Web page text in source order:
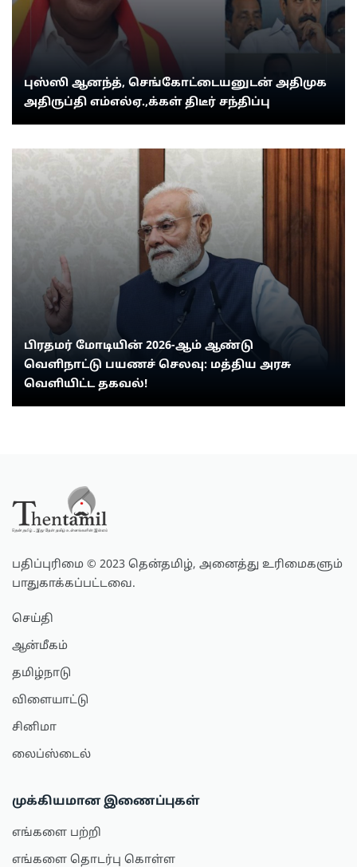
புஸ்ஸி ஆனந்த், செங்கோட்டையனுடன் அதிமுக
அதிருப்தி எம்எல்ஏ.,க்கள் திடீர் சந்திப்பு
பிரதமர் மோடியின் 2026-ஆம் ஆண்டு
வெளிநாட்டு பயணச் செலவு: மத்திய அரசு
வெளியிட்ட தகவல்!
பதிப்புரிமை © 2023 தென்தமிழ், அனைத்து உரிமைகளும்
பாதுகாக்கப்பட்டவை.
செய்தி
ஆன்மீகம்
தமிழ்நாடு
விளையாட்டு
சினிமா
லைப்ஸ்டைல்
முக்கியமான இணைப்புகள்
எங்களை பற்றி
எங்களை தொடர்பு கொள்ள